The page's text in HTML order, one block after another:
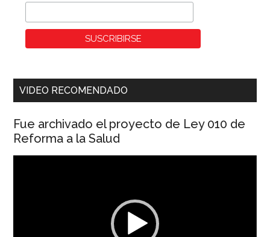
VIDEO RECOMENDADO
Fue archivado el proyecto de Ley 010 de
Reforma a la Salud